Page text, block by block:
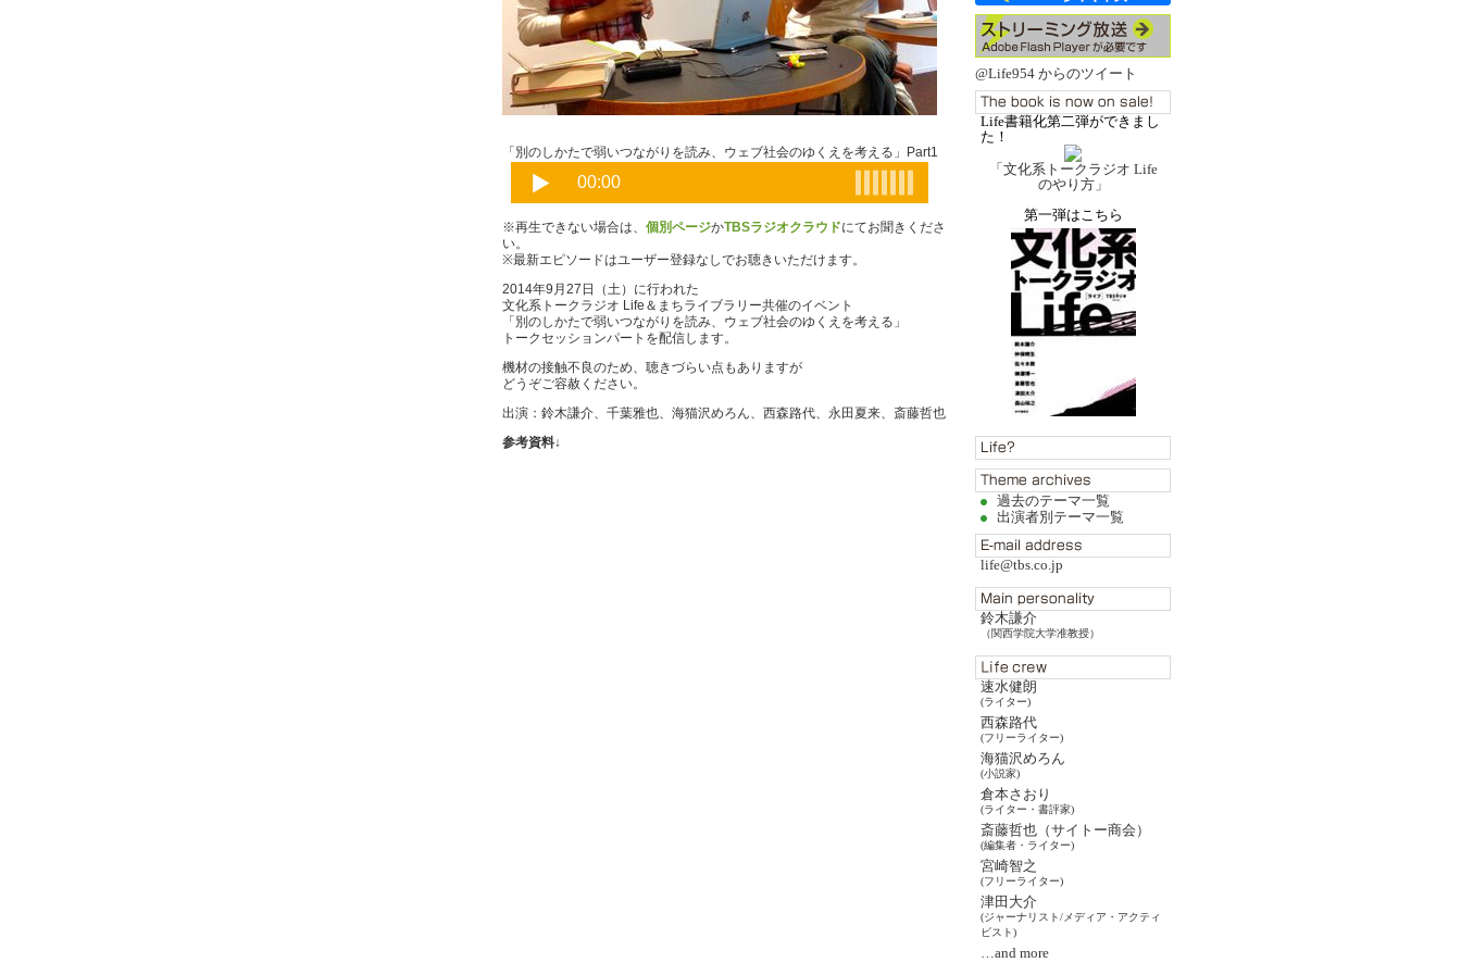
@Life954 からのツイート
Life書籍化第二弾ができまし
た！
「文化系トークラジオ Life
のやり方」
第一弾はこちら
過去のテーマ一覧
出演者別テーマ一覧
life@tbs.co.jp
鈴木謙介
（関西学院大学准教授）
速水健朗
(ライター)
西森路代
(フリーライター)
海猫沢めろん
(小説家)
倉本さおり
(ライター・書評家)
斎藤哲也（サイトー商会）
(編集者・ライター)
宮崎智之
(フリーライター)
津田大介
(ジャーナリスト/メディア・アクティ
ビスト)
…and more
「別のしかたで弱いつながりを読み、ウェブ社会のゆくえを考える」Part1
※再生できない場合は、 個別ページかTBSラジオクラウドにてお聞きくださ
い。
※最新エピソードはユーザー登録なしでお聴きいただけます。
2014年9月27日（土）に行われた
文化系トークラジオ Life＆まちライブラリー共催のイベント
「別のしかたで弱いつながりを読み、ウェブ社会のゆくえを考える」
トークセッションパートを配信します。
機材の接触不良のため、聴きづらい点もありますが
どうぞご容赦ください。
出演：鈴木謙介、千葉雅也、海猫沢めろん、西森路代、永田夏来、斎藤哲也
参考資料↓